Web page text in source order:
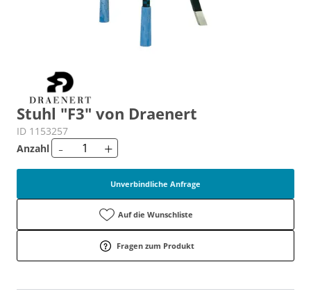
Stuhl "F3" von Draenert
ID 1153257
Anzahl
- +
Unverbindliche Anfrage
Auf die Wunschliste
Fragen zum Produkt